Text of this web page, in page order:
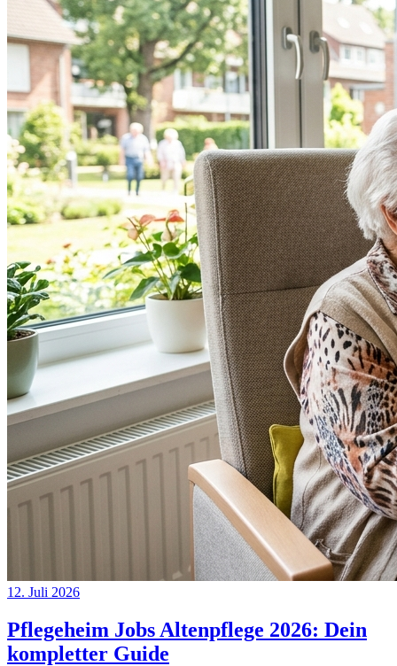
12. Juli 2026
Pflegeheim Jobs Altenpflege 2026: Dein
kompletter Guide